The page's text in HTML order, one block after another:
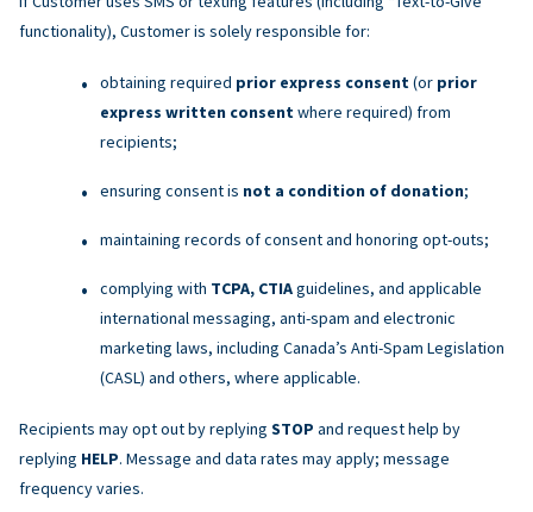
functionality), Customer is solely responsible for:
obtaining required prior express consent (or prior
express written consent where required) from
recipients;
ensuring consent is not a condition of donation;
maintaining records of consent and honoring opt-outs;
complying with TCPA, CTIAguidelines, and applicable
international messaging, anti-spam and electronic
marketing laws, including Canada’s Anti-Spam Legislation
(CASL) and others, where applicable.
Recipients may opt out by replying STOP and request help by
replying HELP. Message and data rates may apply; message
frequency varies.